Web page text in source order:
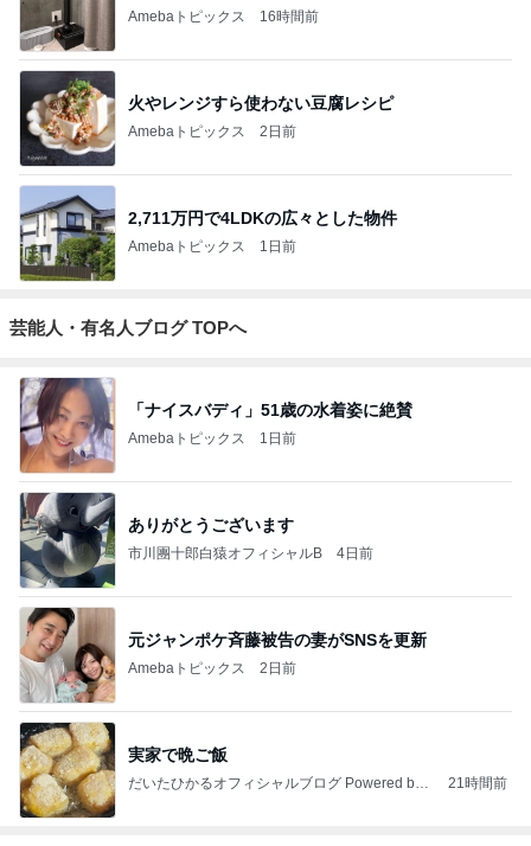
Amebaトピックス 16時間前
火やレンジすら使わない豆腐レシピ
Amebaトピックス 2日前
2,711万円で4LDKの広々とした物件
Amebaトピックス 1日前
芸能人・有名人ブログ TOPへ
「ナイスバディ」51歳の水着姿に絶賛
Amebaトピックス 1日前
ありがとうございます
市川團十郎白猿オフィシャルB 4日前
元ジャンポケ斉藤被告の妻がSNSを更新
Amebaトピックス 2日前
実家で晩ご飯
だいたひかるオフィシャルブログ Powered by
21時間前